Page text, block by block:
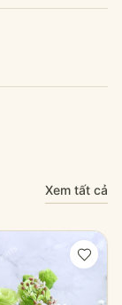
Xem tất cả